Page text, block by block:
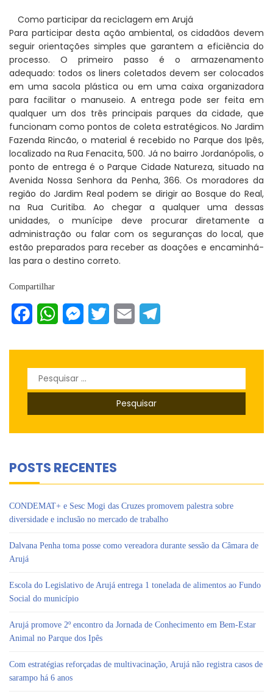
Como participar da reciclagem em Arujá
Para participar desta ação ambiental, os cidadãos devem
seguir orientações simples que garantem a eficiência do
processo. O primeiro passo é o armazenamento
adequado: todos os liners coletados devem ser colocados
em uma sacola plástica ou em uma caixa organizadora
para facilitar o manuseio. A entrega pode ser feita em
qualquer um dos três principais parques da cidade, que
funcionam como pontos de coleta estratégicos. No Jardim
Fazenda Rincão, o material é recebido no Parque dos Ipês,
localizado na Rua Fenacita, 500. Já no bairro Jordanópolis, o
ponto de entrega é o Parque Cidade Natureza, situado na
Avenida Nossa Senhora da Penha, 366. Os moradores da
região do Jardim Real podem se dirigir ao Bosque do Real,
na Rua Curitiba. Ao chegar a qualquer uma dessas
unidades, o munícipe deve procurar diretamente a
administração ou falar com os seguranças do local, que
estão preparados para receber as doações e encaminhá-
las para o destino correto.
Compartilhar
FacebookWhatsAppMessenger
Twitter Email
Pesquisar
POSTS RECENTES
CONDEMAT+ e Sesc Mogi das Cruzes promovem palestra sobre
diversidade e inclusão no mercado de trabalho
Dalvana Penha toma posse como vereadora durante sessão da Câmara de
Arujá
Escola do Legislativo de Arujá entrega 1 tonelada de alimentos ao Fundo
Social do município
Arujá promove 2º encontro da Jornada de Conhecimento em Bem-Estar
Animal no Parque dos Ipês
Com estratégias reforçadas de multivacinação, Arujá não registra casos de
sarampo há 6 anos